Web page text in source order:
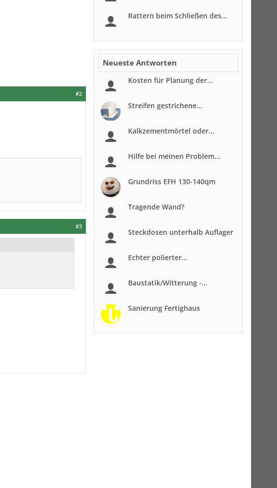
#2
#3
Rattern beim Schließen des...
Neueste Antworten
Kosten für Planung der...
Streifen gestrichene...
Kalkzementmörtel oder...
Hilfe bei meinen Problem...
Grundriss EFH 130-140qm
Tragende Wand?
Steckdosen unterhalb Auflager
Echter polierter...
Baustatik/Witterung -...
Sanierung Fertighaus